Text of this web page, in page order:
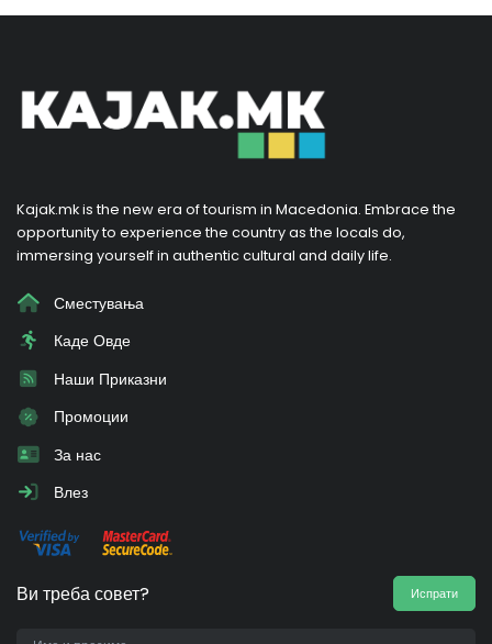
Kajak.mk is the new era of tourism in Macedonia. Embrace the
opportunity to experience the country as the locals do,
immersing yourself in authentic cultural and daily life.
Сместувања
Каде Овде
Наши Приказни
Промоции
За нас
Влез
Ви треба совет? Испрати